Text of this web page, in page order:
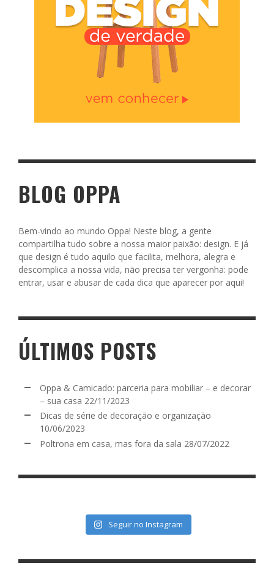
BLOG OPPA
Bem-vindo ao mundo Oppa! Neste blog, a gente
compartilha tudo sobre a nossa maior paixão: design. E já
que design é tudo aquilo que facilita, melhora, alegra e
descomplica a nossa vida, não precisa ter vergonha: pode
entrar, usar e abusar de cada dica que aparecer por aqui!
ÚLTIMOS POSTS
Oppa & Camicado: parceria para mobiliar – e decorar
– sua casa 22/11/2023
Dicas de série de decoração e organização
10/06/2023
Poltrona em casa, mas fora da sala 28/07/2022
Seguir no Instagram